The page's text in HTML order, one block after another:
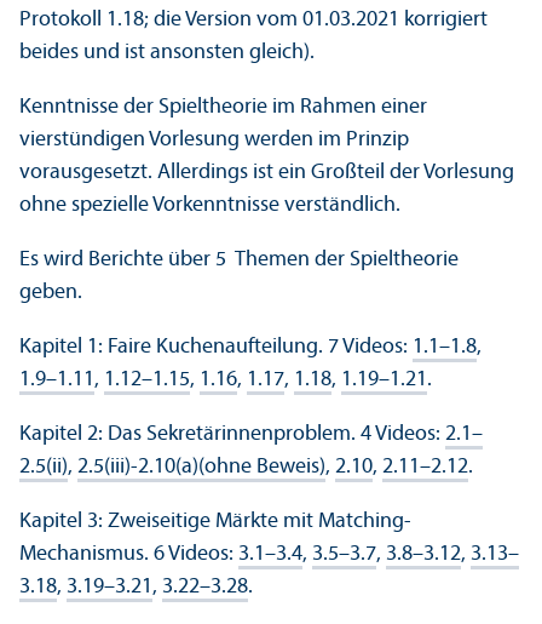
Protokoll 1.18; die Version vom 01.03.2021 korrigiert
beides und ist ansonsten gleich).
Kenntnisse der Spieltheorie im Rahmen einer
vierstündigen Vorlesung werden im Prinzip
vorausgesetzt. Allerdings ist ein Großteil der Vorlesung
ohne spezielle Vorkenntnisse verständlich.
Es wird Berichte über 5 Themen der Spieltheorie
geben.
Kapitel 1: Faire Kuchenaufteilung. 7 Videos: 1.1–1.8,
1.9–1.11, 1.12–1.15, 1.16, 1.17, 1.18, 1.19–1.21 .
Kapitel 2: Das Sekretärinnenproblem. 4 Videos: 2.1–
2.5(ii), 2.5(iii)-2.10(a)(ohne Beweis), 2.10, 2.11–2.12.
Kapitel 3: Zweiseitige Märkte mit Matching-
Mechanismus. 6 Videos: 3.1–3.4, 3.5–3.7, 3.8–3.12, 3.13–
3.18, 3.19–3.21, 3.22–3.28.